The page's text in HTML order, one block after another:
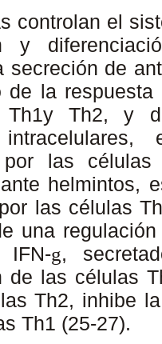
controlan el
y
secreción de
de la
Th1y Th2, y
por las
helmintos,
las células
una
IFN-g,
de las células
Th2, inhibe
Th1 (25-27).